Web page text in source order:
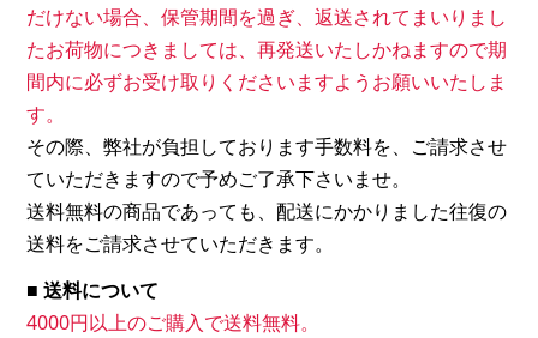
だけない場合、保管期間を過ぎ、返送されてまいりまし
たお荷物につきましては、再発送いたしかねますので期
間内に必ずお受け取りくださいますようお願いいたしま
す。
その際、弊社が負担しております手数料を、ご請求させ
ていただきますので予めご了承下さいませ。
送料無料の商品であっても、配送にかかりました往復の
送料をご請求させていただきます。
■ 送料について
4000円以上のご購入で送料無料。